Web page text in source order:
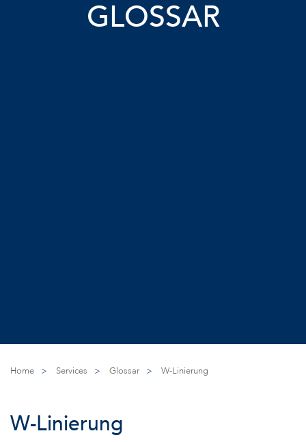
GLOSSAR
Home > Services > Glossar > W-Linierung
W-Linierung